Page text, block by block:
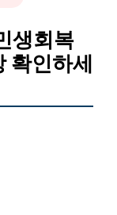
생회복
확인하세